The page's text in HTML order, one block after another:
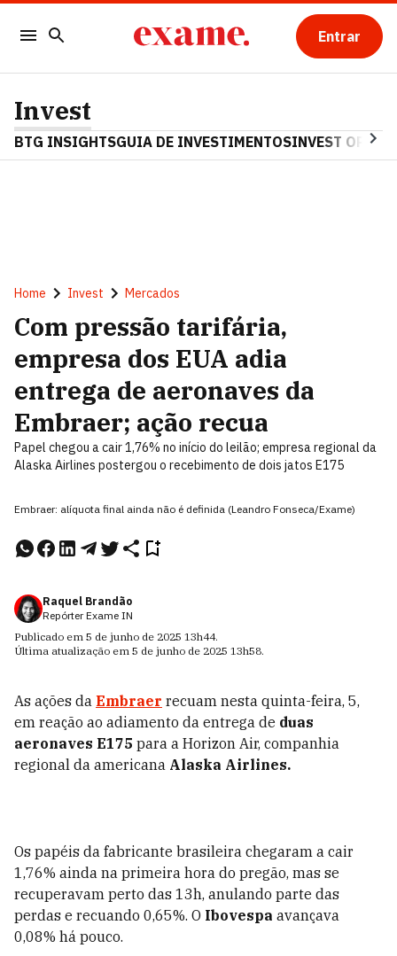
Entrar
Invest
BTG INSIGHTSGUIA DE INVESTIMENTOSINVEST OPINA
Home Invest Mercados
Com pressão tarifária,
empresa dos EUA adia
entrega de aeronaves da
Embraer; ação recua
Papel chegou a cair 1,76% no início do leilão; empresa regional da
Alaska Airlines postergou o recebimento de dois jatos E175
Embraer: alíquota final ainda não é definida (Leandro Fonseca/Exame)
Raquel Brandão
Repórter Exame IN
Publicado em 5 de junho de 2025 13h44.
Última atualização em 5 de junho de 2025 13h58.
As ações da Embraer recuam nesta quinta-feira, 5,
em reação ao adiamento da entrega de duas
aeronaves E175 para a Horizon Air, companhia
regional da americana Alaska Airlines.
Os papéis da fabricante brasileira chegaram a cair
1,76% ainda na primeira hora do pregão, mas se
recuperavam perto das 13h, anulando parte das
perdas e recuando 0,65%. O Ibovespa avançava
0,08% há pouco.